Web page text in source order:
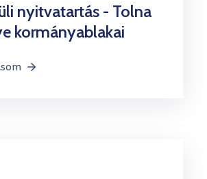
nyitvatartás - Tolna
kormányablakai